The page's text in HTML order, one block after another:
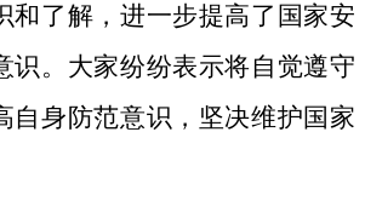
和了解，进一步提高了国家安
识。大家纷纷表示将自觉遵守
自身防范意识，坚决维护国家